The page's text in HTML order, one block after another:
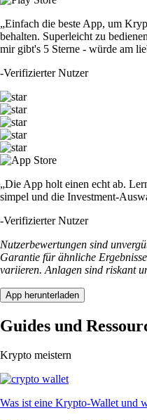
„Einfach die beste App, um
behalten. Superleicht zu
mir gibt's 5 Sterne - würde am
-Verifizierter Nutzer
„Die App holt einen echt ab.
simpel und die Investment-
-Verifizierter Nutzer
Nutzerbewertungen sind
Garantie für ähnliche
variieren. Anlagen sind riskant
App herunterladen
Guides und
Krypto meistern
Was ist eine Krypto-Wallet und